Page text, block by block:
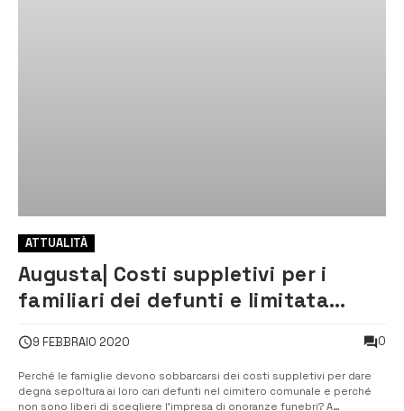
ATTUALITÀ
Augusta| Costi suppletivi per i
familiari dei defunti e limitata
funebri
9 FEBBRAIO 2020 0
Perché le famiglie devono sobbarcarsi dei costi suppletivi per dare
degna sepoltura ai loro cari defunti nel cimitero comunale e perché
non sono liberi di scegliere l’impresa di onoranze funebri? A